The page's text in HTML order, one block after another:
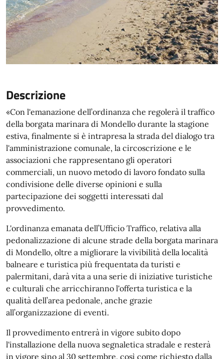
Descrizione
«Con l'emanazione dell’ordinanza che regolerà il traffico
della borgata marinara di Mondello durante la stagione
estiva, finalmente si è intrapresa la strada del dialogo tra
l'amministrazione comunale, la circoscrizione e le
associazioni che rappresentano gli operatori
commerciali, un nuovo metodo di lavoro fondato sulla
condivisione delle diverse opinioni e sulla
partecipazione dei soggetti interessati dal
provvedimento.
L'ordinanza emanata dell’Ufficio Traffico, relativa alla
pedonalizzazione di alcune strade della borgata marinara
di Mondello, oltre a migliorare la vivibilità della località
balneare e turistica più frequentata da turisti e
palermitani, darà vita a una serie di iniziative turistiche
e culturali che arricchiranno l'offerta turistica e la
qualità dell’area pedonale, anche grazie
all’organizzazione di eventi.
Il provvedimento entrerà in vigore subito dopo
l'installazione della nuova segnaletica stradale e resterà
in vigore sino al 30 settembre, così come richiesto dalla